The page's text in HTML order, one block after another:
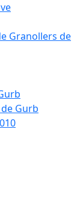
Granollers de
Gurb